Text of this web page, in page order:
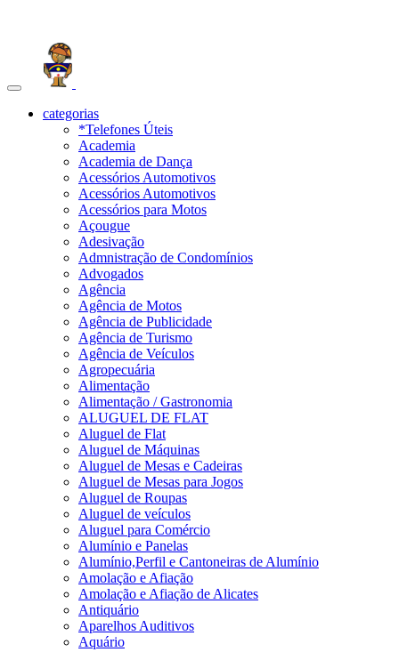
Toggle
navigationcategorias
*Telefones Úteis
Academia
Academia de Dança
Acessórios Automotivos
Acessórios Automotivos
Acessórios para Motos
Açougue
Adesivação
Admnistração de Condomínios
Advogados
Agência
Agência de Motos
Agência de Publicidade
Agência de Turismo
Agência de Veículos
Agropecuária
Alimentação
Alimentação / Gastronomia
ALUGUEL DE FLAT
Aluguel de Flat
Aluguel de Máquinas
Aluguel de Mesas e Cadeiras
Aluguel de Mesas para Jogos
Aluguel de Roupas
Aluguel de veículos
Aluguel para Comércio
Alumínio e Panelas
Alumínio,Perfil e Cantoneiras de Alumínio
Amolação e Afiação
Amolação e Afiação de Alicates
Antiquário
Aparelhos Auditivos
Aquário